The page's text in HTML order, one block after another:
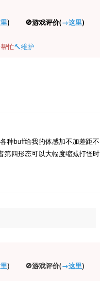
) 🚫游戏评价(→这里)
忙🔨维护
种buff给我的体感加不加差距不
第四形态可以大幅度缩减打怪时
) 🚫游戏评价(→这里)